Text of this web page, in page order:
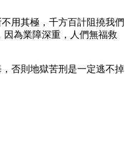
用其極，千方百計阻撓我們
為業障深重，人們無福救
否則地獄苦刑是一定逃不掉